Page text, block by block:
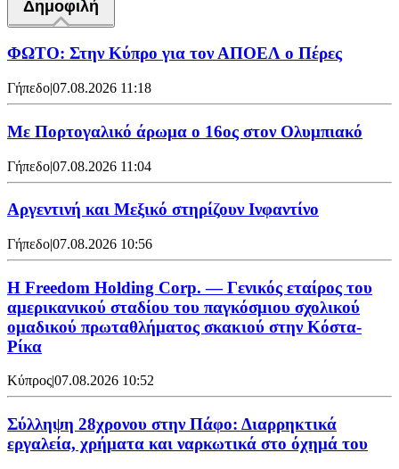
Δημοφιλή
ΦΩΤΟ: Στην Κύπρο για τον ΑΠΟΕΛ ο Πέρες
Γήπεδο|07.08.2026 11:18
Με Πορτογαλικό άρωμα ο 16ος στον Ολυμπιακό
Γήπεδο|07.08.2026 11:04
Αργεντινή και Μεξικό στηρίζουν Ινφαντίνο
Γήπεδο|07.08.2026 10:56
Η Freedom Holding Corp. — Γενικός εταίρος του
αμερικανικού σταδίου του παγκόσμιου σχολικού
ομαδικού πρωταθλήματος σκακιού στην Κόστα-
Ρίκα
Κύπρος|07.08.2026 10:52
Σύλληψη 28χρονου στην Πάφο: Διαρρηκτικά
εργαλεία, χρήματα και ναρκωτικά στο όχημά του